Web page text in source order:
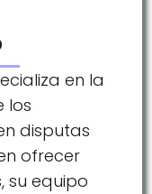
en la
los
disputas
ofrecer
su equipo